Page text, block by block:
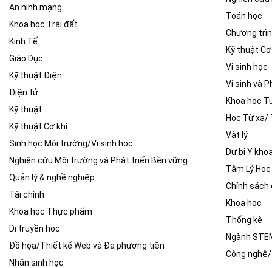
An ninh mạng
Khoa học Trái đất
Kinh Tế
Giáo Dục
Kỹ thuật Điện
Điện tử
Kỹ thuật
Kỹ thuật Cơ khí
Sinh học Môi trường/Vi sinh học
Nghiên cứu Môi trường và Phát triển Bền vững
Quản lý & nghề nghiệp
Tài chính
Khoa học Thực phẩm
Di truyền học
Đồ họa/Thiết kế Web và Đa phương tiện
Nhân sinh học
Toán học
Chương
Kỹ thuật
Vi sinh học
Vi sinh và
Khoa học
Học Từ xa/
Vật lý
Dự bị Y
Tâm Lý Học
Chính sách
Khoa học
Thống kê
Ngành
Công